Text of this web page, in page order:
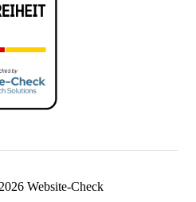
Website-Check